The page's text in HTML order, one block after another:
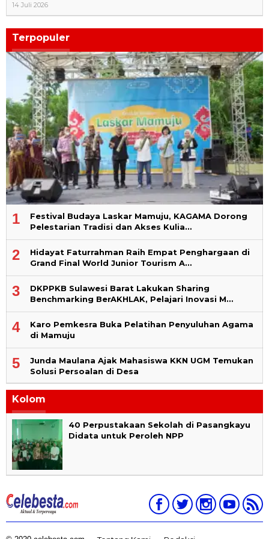
14 Juli 2026
Terpopuler
1
Festival Budaya Laskar Mamuju, KAGAMA Dorong
Pelestarian Tradisi dan Akses Kulia…
2
Hidayat Faturrahman Raih Empat Penghargaan di
Grand Final World Junior Tourism A…
3
DKPPKB Sulawesi Barat Lakukan Sharing
Benchmarking BerAKHLAK, Pelajari Inovasi M…
4
Karo Pemkesra Buka Pelatihan Penyuluhan Agama
di Mamuju
5
Junda Maulana Ajak Mahasiswa KKN UGM Temukan
Solusi Persoalan di Desa
Kolom
40 Perpustakaan Sekolah di Pasangkayu
Didata untuk Peroleh NPP